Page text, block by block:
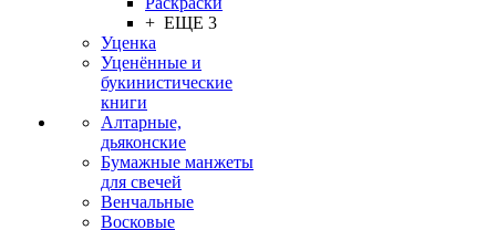
+ ЕЩЕ 3
Уценка
Уценённые и
букинистические
книги
Алтарные,
дьяконские
Бумажные манжеты
для свечей
Венчальные
Восковые